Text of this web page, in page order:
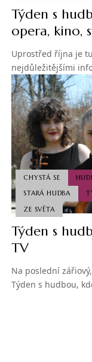
Týden s
opera, kino,
Uprostřed října je
nejdůležitějšími
CHYSTÁ SE
STARÁ HUDBA
ZE SVĚTA
Týden s
TV
Na poslední
Týden s hudbou,